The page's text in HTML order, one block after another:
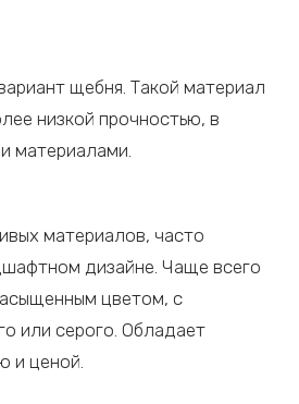
щебня. Такой материал
низкой прочностью, в
материалами.
материалов, часто
дизайне. Чаще всего
цветом, с
или серого. Обладает
и ценой.